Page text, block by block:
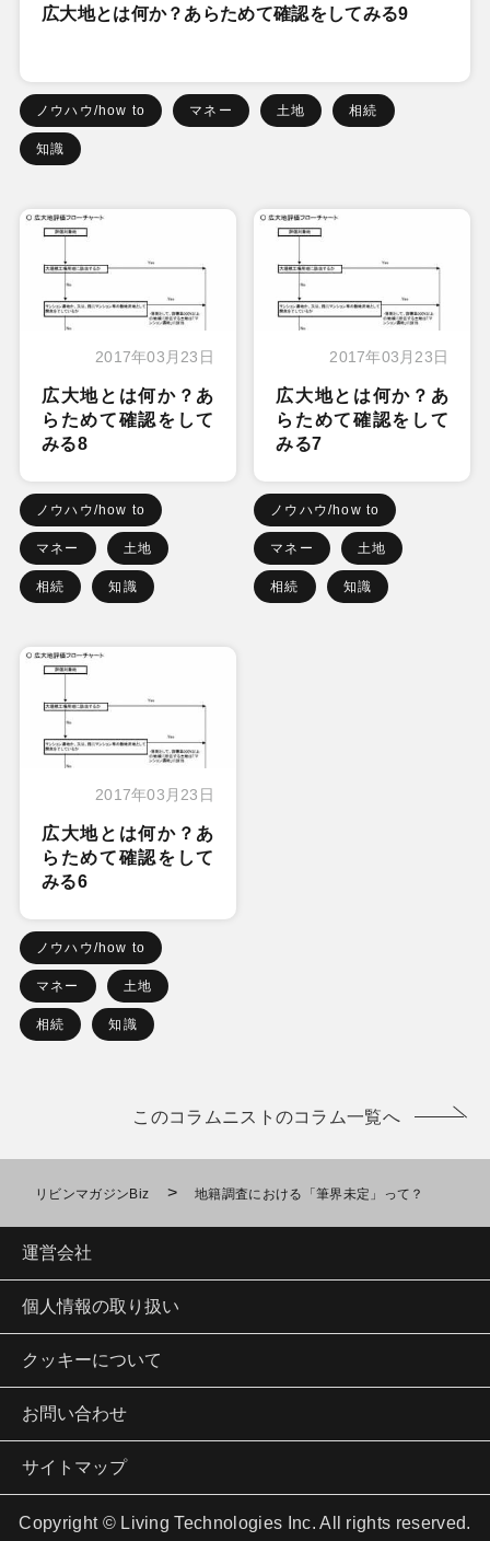
広大地とは何か？あらためて確認をしてみる9
ノウハウ/how to マネー 土地 相続
知識
2017年03月23日
広大地とは何か？あ
らためて確認をして
みる8
ノウハウ/how to
マネー 土地
相続 知識
2017年03月23日
広大地とは何か？あ
らためて確認をして
みる7
ノウハウ/how to
マネー 土地
相続 知識
2017年03月23日
広大地とは何か？あ
らためて確認をして
みる6
ノウハウ/how to
マネー 土地
相続 知識
このコラムニストのコラム一覧へ
リビンマガジンBiz > 地籍調査における「筆界未定」って？
運営会社
個人情報の取り扱い
クッキーについて
お問い合わせ
サイトマップ
Copyright © Living Technologies Inc. All rights reserved.